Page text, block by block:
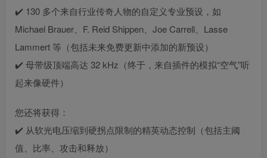
✔️ 130 多个来自行业传奇人物的自定义专业预设，如
Michael Brauer、F. Reid Shippen、Joe Carrell、Lasse
Lammert 等（包括未来免费更新中添加的新预设）
✔️ 母带级顶端高达 32 kHz（终于，来自插件的模拟“空气”听
起来像硬件）
您还将获得：
✔️ 从软光电压缩到硬拐点限制的精英动态控制（包括主阈
值、比率、攻击和释放）